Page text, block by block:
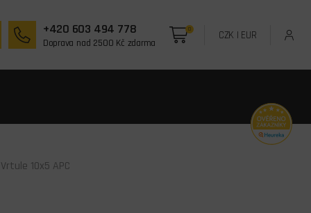
+420 603 494 778
Doprava nad 2500 Kč zdarma
0 CZK | EUR
10x5 APC